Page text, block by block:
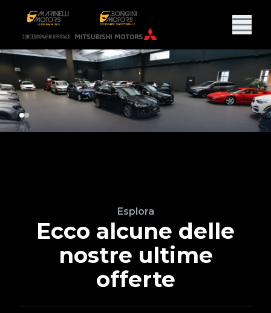
Esplora
Ecco alcune delle
nostre ultime
offerte